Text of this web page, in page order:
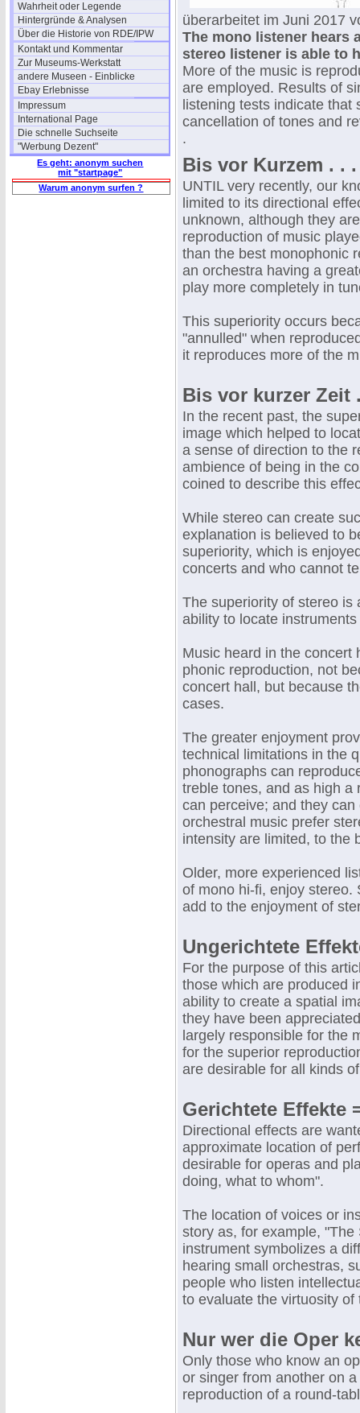
Wahrheit oder Legende
Hintergründe & Analysen
Über die Historie von RDE/IPW
Kontakt und Kommentar
Zur Museums-Werkstatt
andere Museen - Einblicke
Ebay Erlebnisse
Impressum
International Page
Die schnelle Suchseite
"Werbung Dezent"
Es geht: anonym suchen
mit "startpage"
Warum anonym surfen ?
überarbeitet im Juni 2017
The mono listener hears
stereo listener is able to
More of the music is
are employed. Results of
listening tests indicate
cancellation of tones and
.
Bis vor Kurzem . .
UNTIL very recently, our
limited to its directional
unknown, although they
reproduction of music
than the best monophonic
an orchestra having a
play more completely in
This superiority occurs
"annulled" when
it reproduces more of the
Bis vor kurzer Zeit
In the recent past, the
image which helped to
a sense of direction to the
ambience of being in the
coined to describe this
While stereo can create
explanation is believed to
superiority, which is
concerts and who cannot
The superiority of stereo is
ability to locate
Music heard in the concert
phonic reproduction, not
concert hall, but because
cases.
The greater enjoyment
technical limitations in the
phonographs can
treble tones, and as high a
can perceive; and they
orchestral music prefer
intensity are limited, to the
Older, more experienced
of mono hi-fi, enjoy stereo.
add to the enjoyment of
Ungerichtete
For the purpose of this
those which are produced
ability to create a spatial
they have been
largely responsible for the
for the superior
are desirable for all kinds
Gerichtete Effekte
Directional effects are
approximate location of
desirable for operas and
doing, what to whom".
The location of voices or
story as, for example,
instrument symbolizes a
hearing small orchestras,
people who listen
to evaluate the virtuosity of
Nur wer die Oper
Only those who know an
or singer from another on
reproduction of a round-